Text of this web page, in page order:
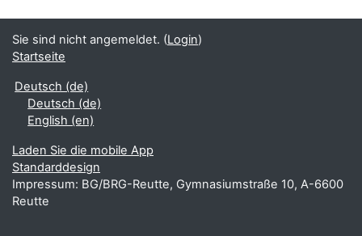
Sie sind nicht angemeldet. (Login)
Startseite
Deutsch ‎(de)‎
Deutsch ‎(de)‎
English ‎(en)‎
Laden Sie die mobile App
Standarddesign
Impressum: BG/BRG-Reutte, Gymnasiumstraße 10, A-6600
Reutte